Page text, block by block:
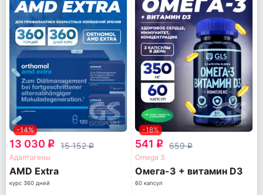
-14%
13 030 q 15 152q
Адаптогены
AМD Extra
курс 360 дней
-18%
541 q 659q
Omega 3
Омега-3 + витамин D3
60 капсул